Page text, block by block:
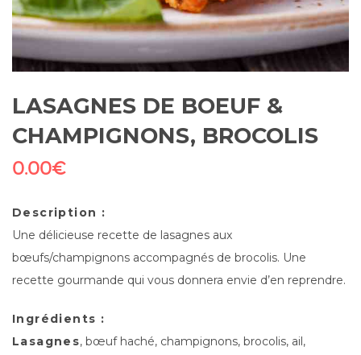
LASAGNES DE BOEUF &
CHAMPIGNONS, BROCOLIS
0.00€
Description :
Une délicieuse recette de lasagnes aux
bœufs/champignons accompagnés de brocolis. Une
recette gourmande qui vous donnera envie d’en reprendre.
Ingrédients :
Lasagnes, bœuf haché, champignons, brocolis, ail,